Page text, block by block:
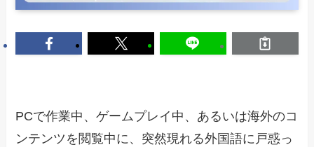
PCで作業中、ゲームプレイ中、あるいは海外のコ
ンテンツを閲覧中に、突然現れる外国語に戸惑っ